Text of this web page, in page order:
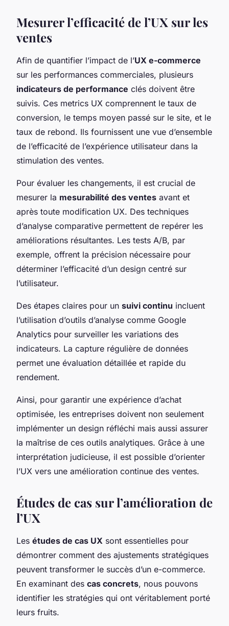
Mesurer l’efficacité de l’UX sur les
ventes
Afin de quantifier l’impact de l’UX e-commerce
sur les performances commerciales, plusieurs
indicateurs de performance clés doivent être
suivis. Ces metrics UX comprennent le taux de
conversion, le temps moyen passé sur le site, et le
taux de rebond. Ils fournissent une vue d’ensemble
de l’efficacité de l’expérience utilisateur dans la
stimulation des ventes.
Pour évaluer les changements, il est crucial de
mesurer la mesurabilité des ventes avant et
après toute modification UX. Des techniques
d’analyse comparative permettent de repérer les
améliorations résultantes. Les tests A/B, par
exemple, offrent la précision nécessaire pour
déterminer l’efficacité d’un design centré sur
l’utilisateur.
Des étapes claires pour un suivi continu incluent
l’utilisation d’outils d’analyse comme Google
Analytics pour surveiller les variations des
indicateurs. La capture régulière de données
permet une évaluation détaillée et rapide du
rendement.
Ainsi, pour garantir une expérience d’achat
optimisée, les entreprises doivent non seulement
implémenter un design réfléchi mais aussi assurer
la maîtrise de ces outils analytiques. Grâce à une
interprétation judicieuse, il est possible d’orienter
l’UX vers une amélioration continue des ventes.
Études de cas sur l’amélioration de
l’UX
Les études de cas UX sont essentielles pour
démontrer comment des ajustements stratégiques
peuvent transformer le succès d’un e-commerce.
En examinant des cas concrets, nous pouvons
identifier les stratégies qui ont véritablement porté
leurs fruits.